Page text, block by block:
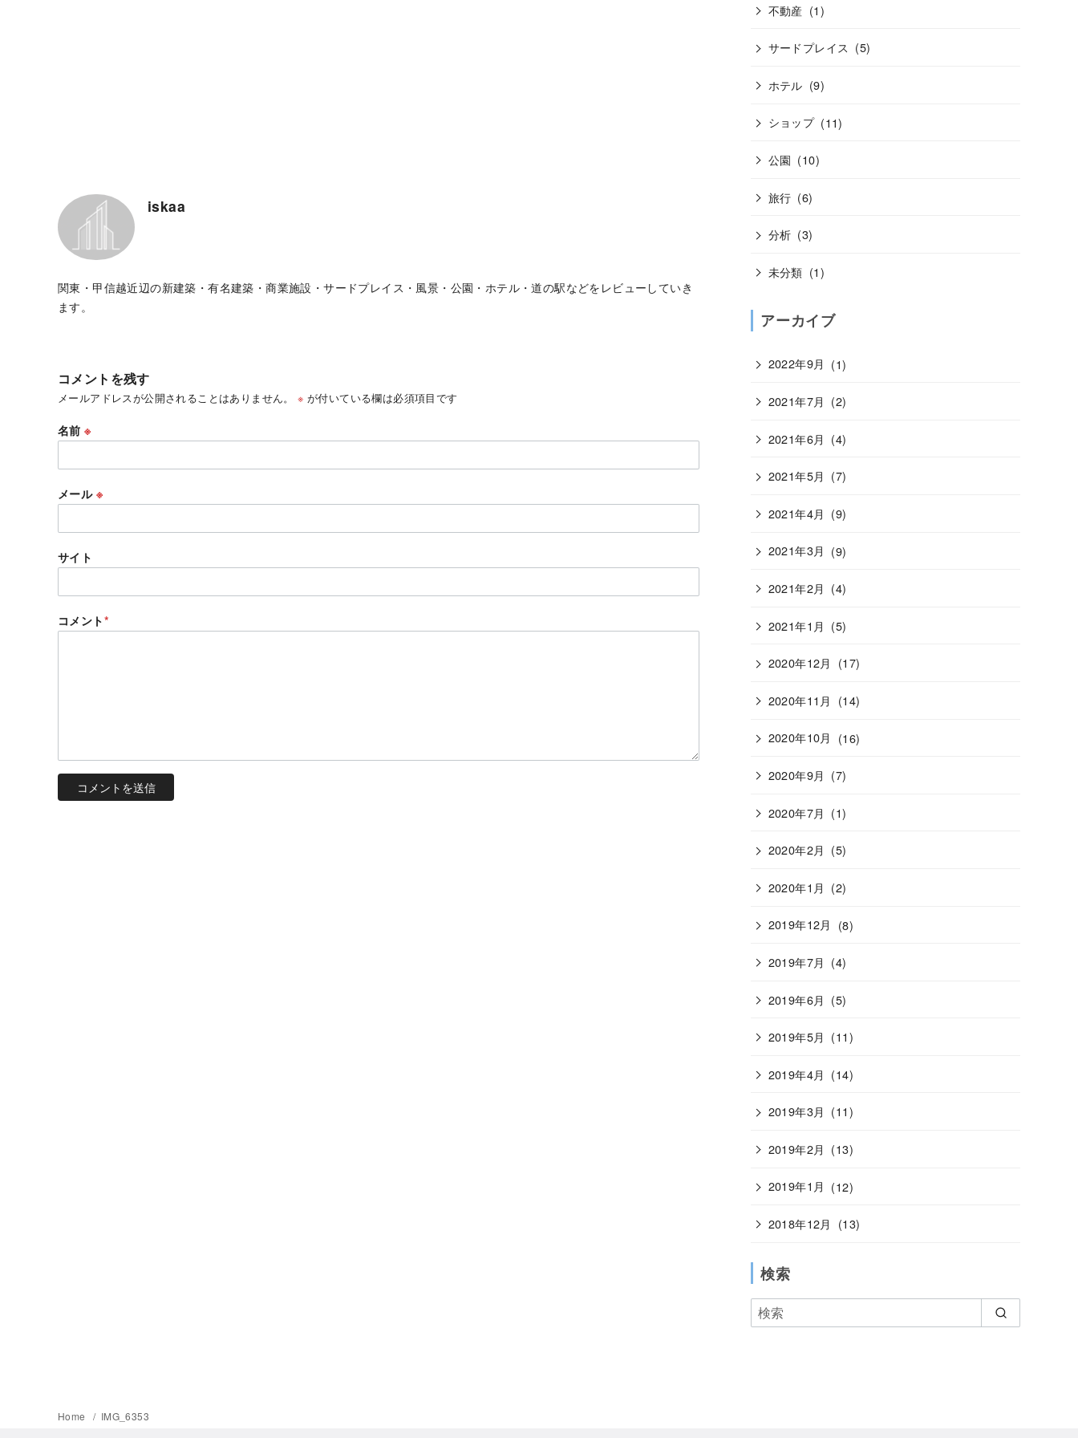
iskaa
関東・甲信越近辺の新建築・有名建築・商業施設・サードプレイス・風景・公園・ホテル・道の駅などをレビューしていき
ます。
コメントを残す
メールアドレスが公開されることはありません。 ※ が付いている欄は必須項目です
名前※
メール ※
サイト
コメント*
不動産 (1)
サードプレイス (5)
ホテル (9)
ショップ (11)
公園 (10)
旅行 (6)
分析 (3)
未分類 (1)
アーカイブ
2022年9月 (1)
2021年7月 (2)
2021年6月 (4)
2021年5月 (7)
2021年4月 (9)
2021年3月 (9)
2021年2月 (4)
2021年1月 (5)
2020年12月 (17)
2020年11月 (14)
2020年10月 (16)
2020年9月 (7)
2020年7月 (1)
2020年2月 (5)
2020年1月 (2)
2019年12月 (8)
2019年7月 (4)
2019年6月 (5)
2019年5月 (11)
2019年4月 (14)
2019年3月 (11)
2019年2月 (13)
2019年1月 (12)
2018年12月 (13)
検索
Home IMG_6353